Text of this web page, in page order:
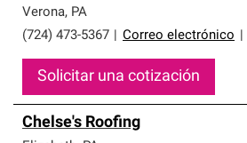
Verona, PA
(724) 473-5367
Correo electrónico
Solicitar una cotización
Chelse's Roofing